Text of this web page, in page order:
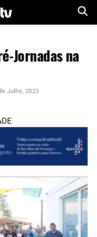
Jornadas na
Julho, 2023